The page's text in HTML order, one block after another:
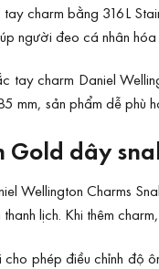
charm bằng 316L
người đeo cá nhân
charm Daniel
mm, sản phẩm dễ phù
dây
Wellington Charms
lịch. Khi thêm
phép điều chỉnh